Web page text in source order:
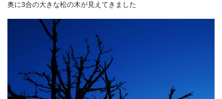
奥に3合の大きな松の木が見えてきました